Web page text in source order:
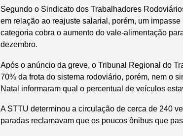
Segundo o Sindicato dos Trabalhadores
em relação ao reajuste salarial, porém, um
categoria cobra o aumento do vale-alimentação
dezembro.
Após o anúncio da greve, o Tribunal Regional do
70% da frota do sistema rodoviário, porém, nem o
Natal informaram qual o percentual de veículos
A STTU determinou a circulação de cerca de 240
paradas reclamavam que os poucos ônibus que